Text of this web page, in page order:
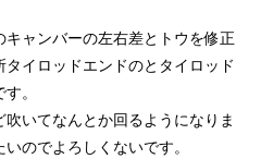
ャンバーの左右差とトウを修正
イロッドエンドのとタイロッド
。
いてなんとか回るようになりま
のでよろしくないです。